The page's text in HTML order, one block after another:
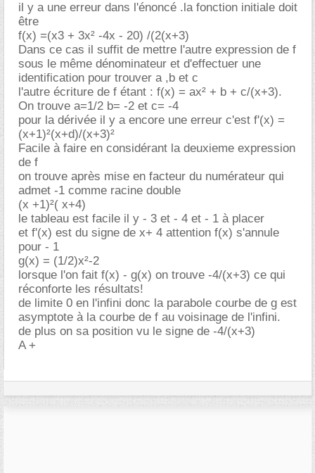
il y a une erreur dans l'énoncé .la fonction initiale doit
être
f(x) =(x3 + 3x² -4x - 20) /(2(x+3)
Dans ce cas il suffit de mettre l'autre expression de f
sous le même dénominateur et d'effectuer une
identification pour trouver a ,b et c
l'autre écriture de f étant : f(x) = ax² + b + c/(x+3).
On trouve a=1/2 b= -2 et c= -4
pour la dérivée il y a encore une erreur c'est f'(x) =
(x+1)²(x+d)/(x+3)²
Facile à faire en considérant la deuxieme expression
de f
on trouve après mise en facteur du numérateur qui
admet -1 comme racine double
(x +1)²( x+4)
le tableau est facile il y - 3 et - 4 et - 1 à placer
et f'(x) est du signe de x+ 4 attention f(x) s'annule
pour - 1
g(x) = (1/2)x²-2
lorsque l'on fait f(x) - g(x) on trouve -4/(x+3) ce qui
réconforte les résultats!
de limite 0 en l'infini donc la parabole courbe de g est
asymptote à la courbe de f au voisinage de l'infini.
de plus on sa position vu le signe de -4/(x+3)
A +